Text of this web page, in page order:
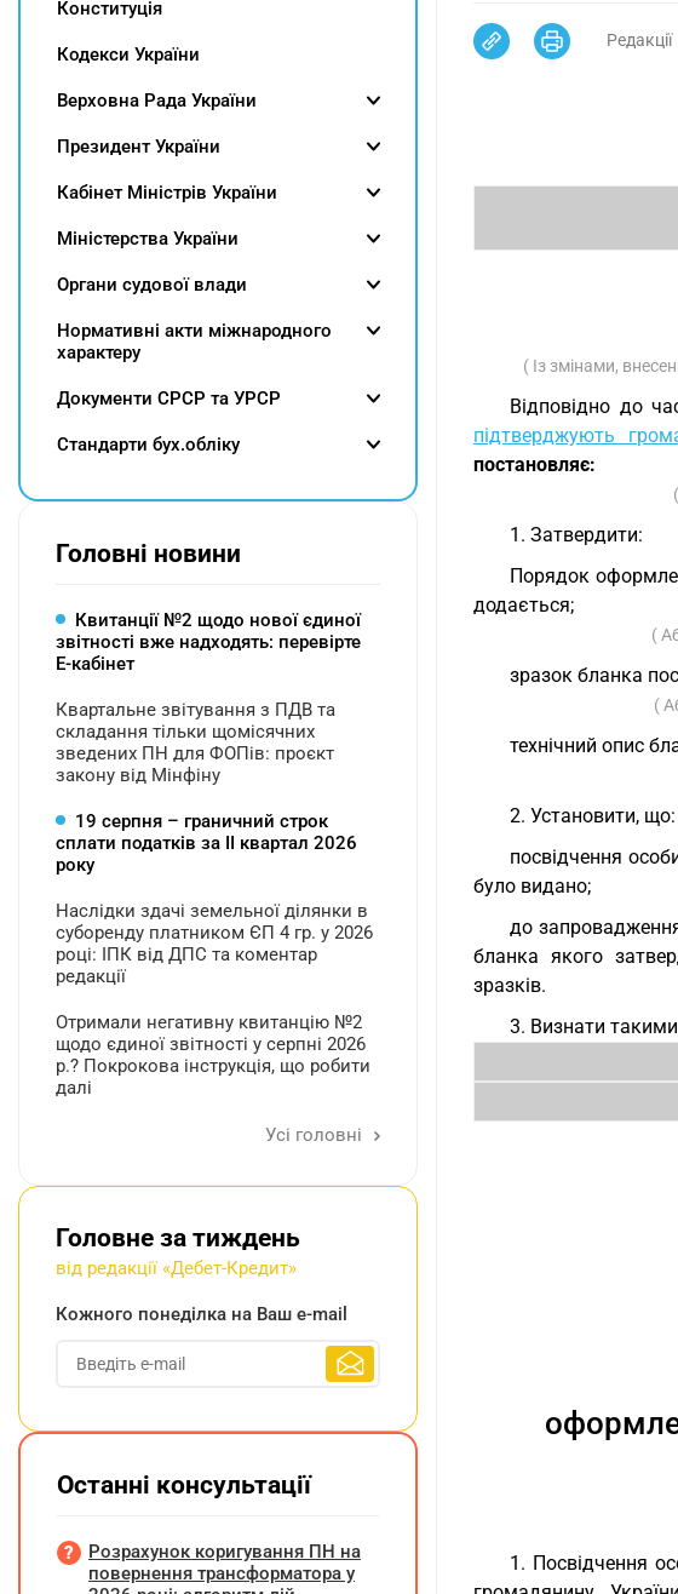
Редакції
( Із змінами,
Відповідно до
підтверджують
постановляє:
1. Затвердити:
Порядок
додається;
(
зразок бланка
(
технічний опис
2. Установити, що:
посвідчення
було видано;
до
бланка якого
зразків.
3. Визнати
1. Посвідчення
Конституція
Кодекси України
Верховна Рада України
Президент України
Кабінет Міністрів України
Міністерства України
Органи судової влади
Нормативні акти міжнародного
характеру
Документи СРСР та УРСР
Cтандарти бух.обліку
Головні новини
Квитанції №2 щодо нової єдиної
звітності вже надходять: перевірте
Е-кабінет
Квартальне звітування з ПДВ та
складання тільки щомісячних
зведених ПН для ФОПів: проєкт
закону від Мінфіну
19 серпня – граничний строк
сплати податків за ІI квартал 2026
року
Наслідки здачі земельної ділянки в
суборенду платником ЄП 4 гр. у 2026
році: ІПК від ДПС та коментар
редакції
Отримали негативну квитанцію №2
щодо єдиної звітності у серпні 2026
р.? Покрокова інструкція, що робити
далі
Усі головні
Головне за тиждень
від редакції «Дебет-Кредит»
Кожного понеділка на Ваш e-mail
Останні консультації
Розрахунок коригування ПН на
повернення трансформатора у